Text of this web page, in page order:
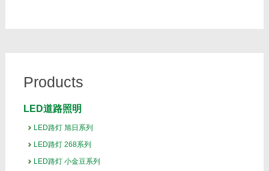
Products
LED道路照明
LED路灯 旭日系列
LED路灯 268系列
LED路灯 小金豆系列